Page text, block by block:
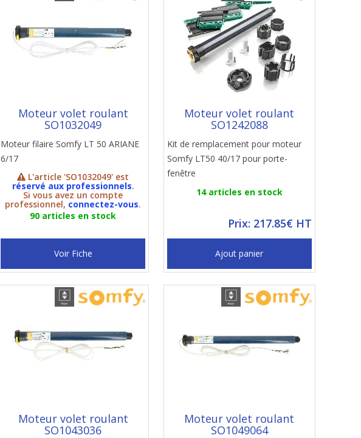
Moteur volet roulant
SO1032049
Moteur filaire Somfy LT 50 ARIANE
6/17
L'article 'SO1032049' est
réservé aux professionnels.
Si vous avez un compte
professionnel, connectez-vous.
90 articles en stock
Voir Fiche
Moteur volet roulant
SO1242088
Kit de remplacement pour moteur
Somfy LT50 40/17 pour porte-
fenêtre
14 articles en stock
Prix: 217.85€ HT
Ajout panier
Moteur volet roulant
SO1043036
Moteur volet roulant
SO1049064